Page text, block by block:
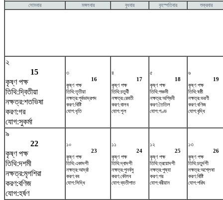
সোমবার মঙ্গলবার বুধবার বৃহস্পতিবার শুক্রবার
২
15
কৃষ্ণ পক্ষ
তিথি:দ্বিতীয়া
নক্ষত্র:শতভিষ‌া
করণ:গর
যোগ:সুকর্মা
৩
16
কৃষ্ণ পক্ষ
তিথি:তৃতীয়া
নক্ষত্র:পূর্বভাদ্রপদ
করণ:বিষ্টি
যোগ:ধৃতি
৪
17
কৃষ্ণ পক্ষ
তিথি:চতুর্থী
নক্ষত্র:রেবতী
করণ:বালব
যোগ:শূল
৫
18
কৃষ্ণ পক্ষ
তিথি:পঞ্চমী
নক্ষত্র:অশ্বিনী
করণ:তৈতিল
যোগ:গণ্ড
৬
19
কৃষ্ণ পক্ষ
তিথি:ষষ্ঠী
নক্ষত্র:ভরণী
করণ:বণিজ
যোগ:বৃদ্ধি
৯
22
কৃষ্ণ পক্ষ
তিথি:দশমী
নক্ষত্র:মৃগশিরা
করণ:বণিজ
যোগ:হর্ষণ
১০
23
কৃষ্ণ পক্ষ
তিথি:একাদশী
নক্ষত্র:আর্দ্রা
করণ:বব
যোগ:সিদ্ধি
১১
24
কৃষ্ণ পক্ষ
তিথি:দ্বাদশী
নক্ষত্র:পুনর্বসু
করণ:কৌলব
যোগ:ব্যতীপাত
১২
25
কৃষ্ণ পক্ষ
তিথি:ত্রয়োদশী
নক্ষত্র:পুষ্যা
করণ:গর
যোগ:বরীয়ান
১৩
26
কৃষ্ণ পক্ষ
তিথি:চতুর্দশী
নক্ষত্র:অশ্লেষা
করণ:বিষ্টি
যোগ:পরিঘ